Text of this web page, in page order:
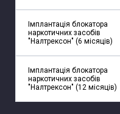
Імплантація блокатора
наркотичних засобів
"Налтрексон" (6 місяців)
Імплантація блокатора
наркотичних засобів
"Налтрексон" (12 місяців)